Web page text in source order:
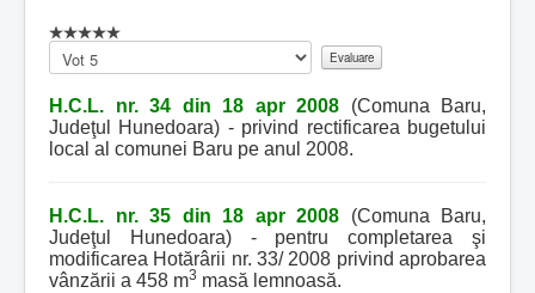
Vă
rugăm
să
evaluați
H.C.L. nr. 34 din 18 apr 2008 (Comuna Baru,
Judeţul Hunedoara) - privind rectificarea bugetului
local al comunei Baru pe anul 2008.
H.C.L. nr. 35 din 18 apr 2008 (Comuna Baru,
Judeţul Hunedoara) - pentru completarea şi
modificarea Hotărârii nr. 33/ 2008 privind aprobarea
vânzării a 458 m3 masă lemnoasă.